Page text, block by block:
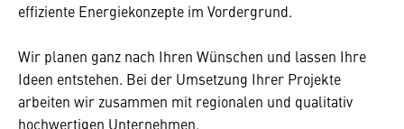
effiziente Energiekonzepte im Vordergrund.
Wir planen ganz nach Ihren Wünschen und lassen Ihre
Ideen entstehen. Bei der Umsetzung Ihrer Projekte
arbeiten wir zusammen mit regionalen und qualitativ
hochwertigen Unternehmen.